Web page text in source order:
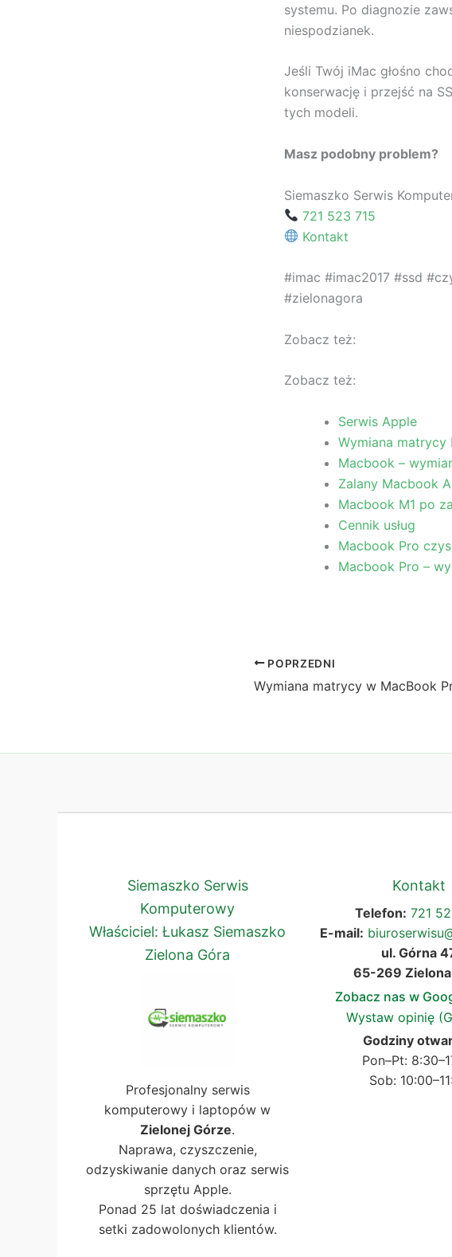
systemu. Po diagnozie
niespodzianek.
Jeśli Twój iMac głośno
konserwację i przejść na
tych modeli.
Masz podobny problem?
Siemaszko Serwis
721 523 715
Kontakt
#imac #imac2017 #ssd
#zielonagora
Zobacz też:
Zobacz też:
Serwis Apple
Wymiana matrycy
Macbook –
Zalany Macbook
Macbook M1 po
Cennik usług
Macbook Pro
Macbook Pro –
POPRZEDNI
Siemaszko Serwis
Komputerowy
Właściciel: Łukasz Siemaszko
Zielona Góra
Profesjonalny serwis
komputerowy i laptopów w
Zielonej Górze.
Naprawa, czyszczenie,
odzyskiwanie danych oraz serwis
sprzętu Apple.
Ponad 25 lat doświadczenia i
setki zadowolonych klientów.
Kontakt
Telefon: 721
E-mail:
ul. Górna
65-269
Zobacz nas w
Wystaw opinię
Godziny
Pon–Pt:
Sob: